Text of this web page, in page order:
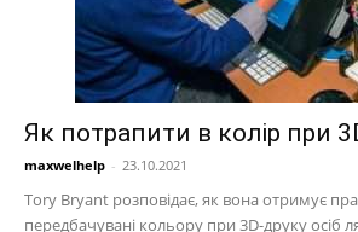
Як потрапити в колір при
maxwelhelp - 23.10.2021
Tory Bryant розповідає, як вона отримує
передбачувані кольору при 3D-друку осіб